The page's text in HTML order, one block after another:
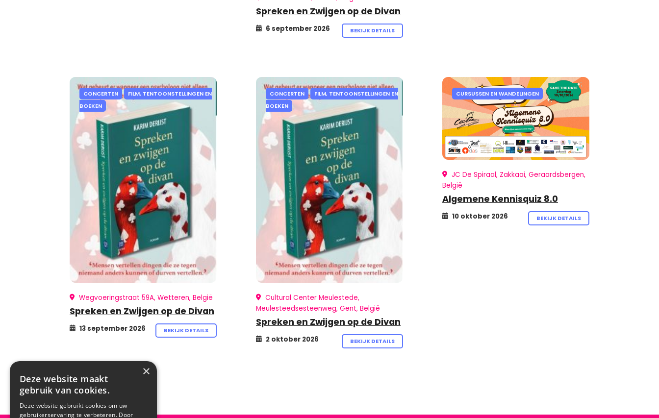
Spreken en Zwijgen op de Divan
6 september 2026 BEKIJK DETAILS
CONCERTEN
FILM, TENTOONSTELLINGEN EN
BOEKEN
Wegvoeringstraat 59A, Wetteren, België
Spreken en Zwijgen op de Divan
13 september 2026 BEKIJK DETAILS
CONCERTEN
FILM, TENTOONSTELLINGEN EN
BOEKEN
Cultural Center Meulestede,
Meulesteedsesteenweg, Gent, België
Spreken en Zwijgen op de Divan
2 oktober 2026 BEKIJK DETAILS
CURSUSSEN EN WANDELINGEN
JC De Spiraal, Zakkaai, Geraardsbergen,
België
Algemene Kennisquiz 8.0
10 oktober 2026 BEKIJK DETAILS
×
Deze website maakt
gebruik van cookies.
Deze website gebruikt cookies om uw
gebruikerservaring te verbeteren. Door